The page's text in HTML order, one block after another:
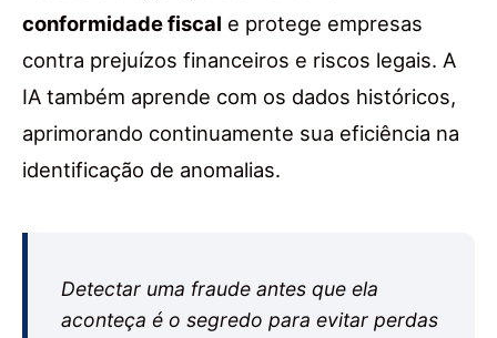
conformidade fiscal e protege empresas
contra prejuízos financeiros e riscos legais. A
IA também aprende com os dados históricos,
aprimorando continuamente sua eficiência na
identificação de anomalias.
Detectar uma fraude antes que ela
aconteça é o segredo para evitar perdas